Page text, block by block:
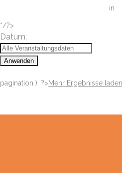
in
*/?>
Datum:
Anwenden
pagination ): ?>Mehr Ergebnisse laden